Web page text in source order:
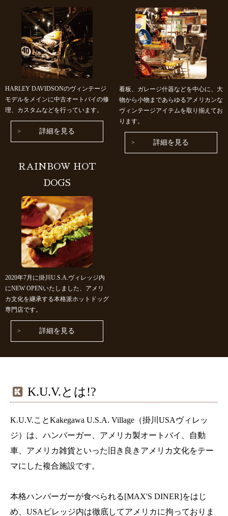
HARLEY DAVIDSONのヴィンテージ
モデルをメインに中古オートバイの修
理、カスタムなどを行っています。
詳細を見る
看板、ガレージ什器などを中心に、大
物から小物まであらゆるアメリカンな
ヴィンテージアイテムを取り揃えてお
ります。
詳細を見る
RAINBOW HOT
DOGS
2020年7月に掛川U.S.A.ヴィレッジ内
にNEW OPENいたしました、アメリ
カ文化を継承する本格派ホットドッグ
専門店です。
詳細を見る
K.U.V.とは!?
K.U.V.ことKakegawa U.S.A. Village（掛川USAヴィレッ
ジ）は、ハンバーガー、アメリカ製オートバイ、自動
車、アメリカ雑貨といった旧き良きアメリカ文化をテー
マにした複合施設です。
本格ハンバーガーが食べられる[MAX'S DINER]をはじ
め、USAビレッジ内は徹底してアメリカに拘っておりま